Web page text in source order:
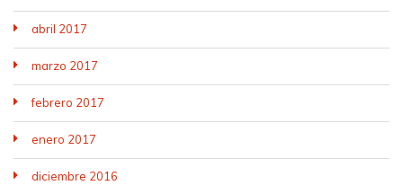
abril 2017
marzo 2017
febrero 2017
enero 2017
diciembre 2016